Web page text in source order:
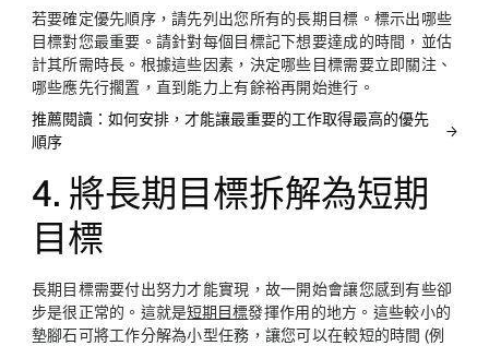
若要確定優先順序，請先列出您所有的長期目標。標示出哪些
目標對您最重要。請針對每個目標記下想要達成的時間，並估
計其所需時長。根據這些因素，決定哪些目標需要立即關注、
哪些應先行擱置，直到能力上有餘裕再開始進行。
推薦閱讀：如何安排，才能讓最重要的工作取得最高的優先
順序
4. 將長期目標拆解為短期
目標
長期目標需要付出努力才能實現，故一開始會讓您感到有些卻
步是很正常的。這就是短期目標發揮作用的地方。這些較小的
墊腳石可將工作分解為小型任務，讓您可以在較短的時間 (例